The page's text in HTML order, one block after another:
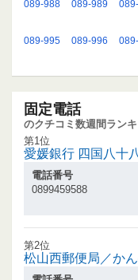
089-988 089-989
089-995 089-996
固定電話
のクチコミ数週間ラン
第1位
愛媛銀行 四国八十
電話番号
0899459588
第2位
松山西郵便局／か